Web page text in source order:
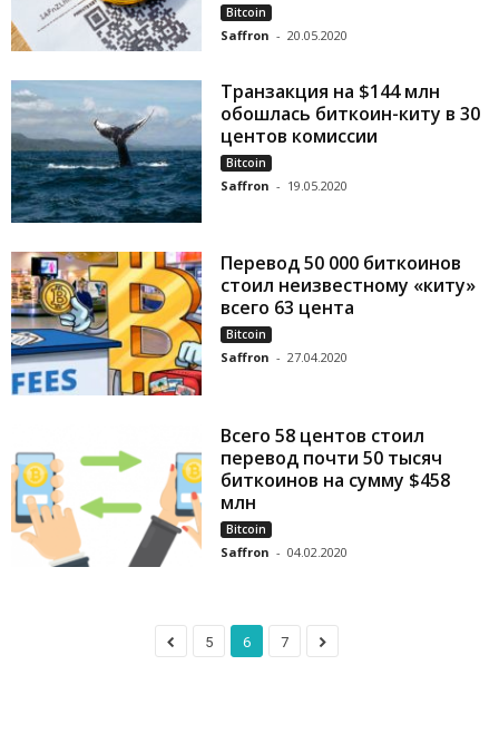
Bitcoin
Saffron - 20.05.2020
Транзакция на $144 млн
обошлась биткоин-киту в 30
центов комиссии
Bitcoin
Saffron - 19.05.2020
Перевод 50 000 биткоинов
стоил неизвестному «киту»
всего 63 цента
Bitcoin
Saffron - 27.04.2020
Всего 58 центов стоил
перевод почти 50 тысяч
биткоинов на сумму $458
млн
Bitcoin
Saffron - 04.02.2020
5 6 7